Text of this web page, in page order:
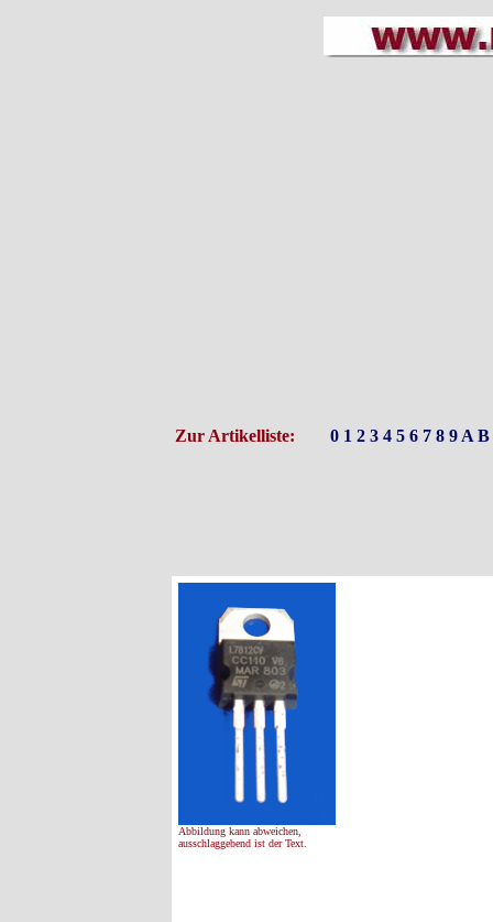
Zur Artikelliste: 0 1 2 3 4 5 6 7 8 9 A B
Abbildung kann abweichen,
ausschlaggebend ist der Text.